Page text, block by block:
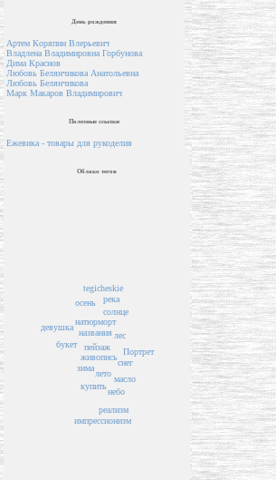
День рождения
Артем Коряпин Влерьевич
Владлена Владимировна Горбунова
Дима Краснов
Любовь Белянчикова Анатольевна
Любовь Белянчикова
Марк Макаров Владимирович
Полезные ссылки
Ежевика - товары для рукоделия
Облако тегов
пейзаж
названия
живопись
лето
натюрморт
купить
солнце
лес
зима
осень
букет
масло
река
снег
tegicheskie
реализм
небо
импрессионизм
Портрет
девушка